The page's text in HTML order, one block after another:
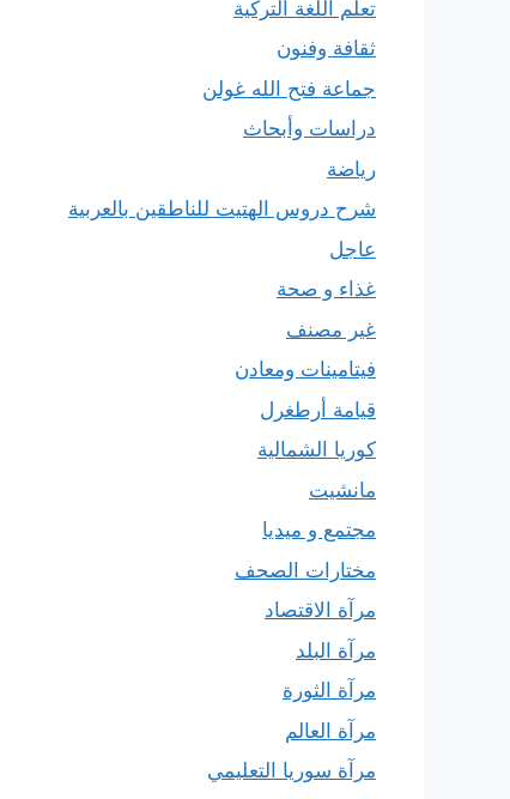
تعلم اللغة التركية
ثقافة وفنون
جماعة فتح الله غولن
دراسات وأبحاث
رياضة
شرح دروس الهتيت للناطقين بالعربية
عاجل
غذاء و صحة
غير مصنف
فيتامينات ومعادن
قيامة أرطغرل
كوريا الشمالية
مانشيت
مجتمع و ميديا
مختارات الصحف
مرآة الاقتصاد
مرآة البلد
مرآة الثورة
مرآة العالم
مرآة سوريا التعليمي